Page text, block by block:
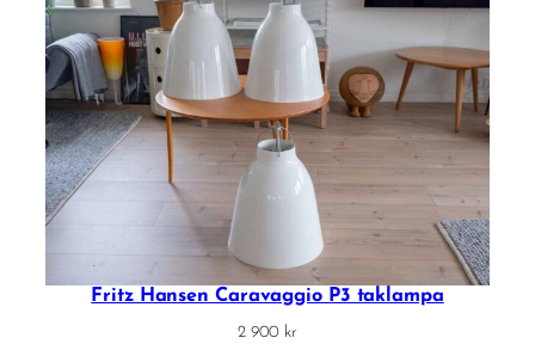
Fritz Hansen Caravaggio P3 taklampa
2 900 kr